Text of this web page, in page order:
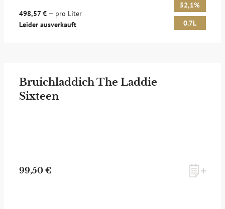
498,57 € — pro Liter
Leider ausverkauft
52,1%
0.7L
Bruichladdich The Laddie
Sixteen
99,50 €